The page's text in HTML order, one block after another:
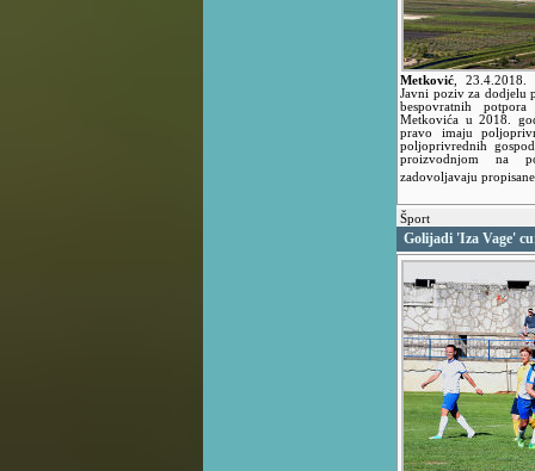
Metković
23.4.2018.
Javni poziv za dodjelu
bespovratnih
Metkovića u 2018.
pravo imaju
poljoprivrednih
proizvodnjom na
zadovoljavaju
Šport
Golijadi 'Iza Vage'